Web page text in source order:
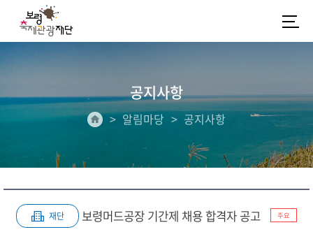
공지사항
알림마당 공지사항
재단 보령머드공장 기간제 채용 합격자 공고 주요